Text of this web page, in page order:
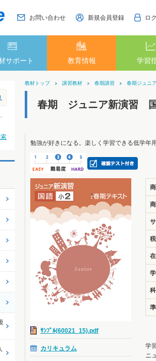
お問い合わせ 新規会員登録 ロ
サポート 教育情報 学習
教材トップ 講習教材 春期講習 春期ジュニ
春期 ジュニア新演習
勉強が好きになる。楽しく学習できる低学年
ｻﾝﾌﾟﾙ(60021_15).pdf
カリキュラム
学
ニ